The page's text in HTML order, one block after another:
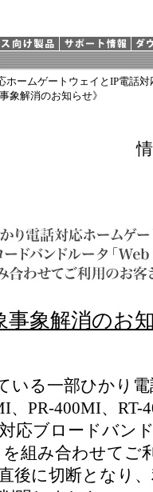
ホームゲートウェイとIP電話
象解消のお知らせ》
事象解消のお
いる一部ひかり
、PR-400MI、RT-
応ブロードバン
組み合わせてご
後に切断となり